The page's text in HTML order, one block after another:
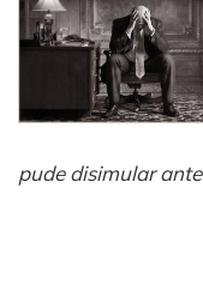
pude disimular